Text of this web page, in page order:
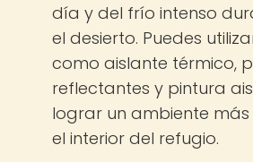
día y del frío intenso
el desierto. Puedes
como aislante térmico,
reflectantes y pintura
lograr un ambiente
el interior del refugio.